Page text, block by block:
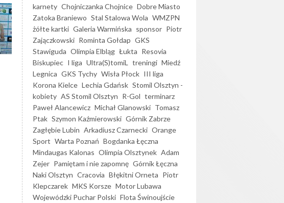
karnety Chojniczanka Chojnice Dobre Miasto
Zatoka Braniewo Stal Stalowa Wola WMZPN
żółte kartki Galeria Warmińska sponsor Piotr
Zajączkowski Rominta Gołdap GKS
Stawiguda Olimpia Elbląg Łukta Resovia
Biskupiec I liga Ultra(S)tomiL treningi Miedź
Legnica GKS Tychy Wisła Płock III liga
Korona Kielce Lechia Gdańsk Stomil Olsztyn -
kobiety AS Stomil Olsztyn R-Gol terminarz
Paweł Alancewicz Michał Glanowski Tomasz
Ptak Szymon Kaźmierowski Górnik Zabrze
Zagłębie Lubin Arkadiusz Czarnecki Orange
Sport Warta Poznań Bogdanka Łęczna
Mindaugas Kalonas Olimpia Olsztynek Adam
Zejer Pamiętam i nie zapomnę Górnik Łęczna
Naki Olsztyn Cracovia Błękitni Orneta Piotr
Klepczarek MKS Korsze Motor Lubawa
Wojewódzki Puchar Polski Flota Świnoujście